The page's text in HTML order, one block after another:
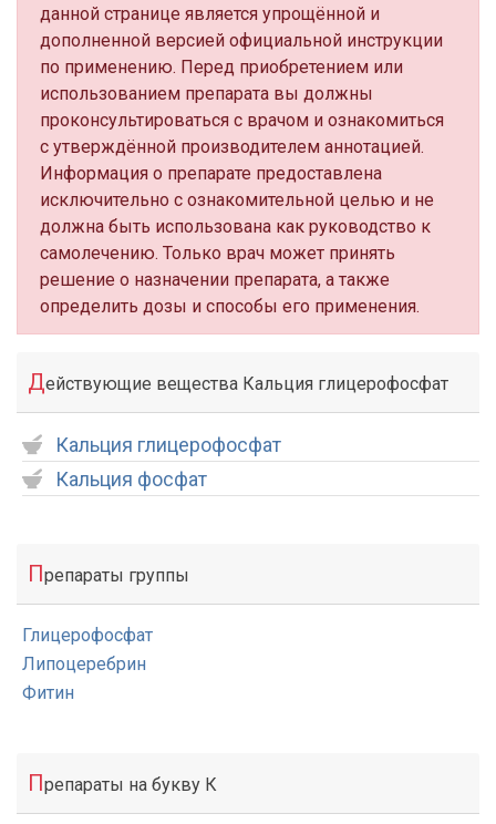
данной странице является упрощённой и
дополненной версией официальной инструкции
по применению. Перед приобретением или
использованием препарата вы должны
проконсультироваться с врачом и ознакомиться
с утверждённой производителем аннотацией.
Информация о препарате предоставлена
исключительно с ознакомительной целью и не
должна быть использована как руководство к
самолечению. Только врач может принять
решение о назначении препарата, а также
определить дозы и способы его применения.
Действующие вещества Кальция глицерофосфат
Кальция глицерофосфат
Кальция фосфат
Препараты группы
Глицерофосфат
Липоцеребрин
Фитин
Препараты на букву К